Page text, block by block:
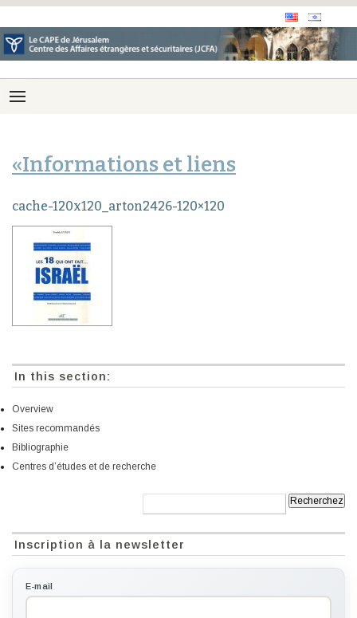
«Informations et liens
cache-120x120_arton2426-120×120
In this section:
Overview
Sites recommandés
Bibliographie
Centres d’études et de recherche
Inscription à la newsletter
E-mail